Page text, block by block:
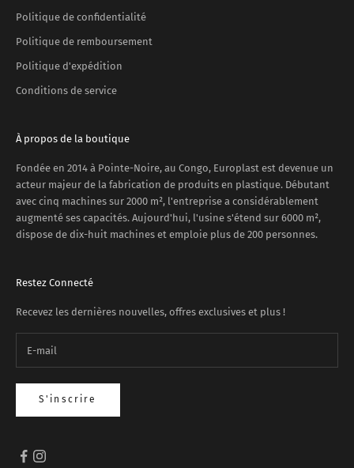
Politique de confidentialité
Politique de remboursement
Politique d'expédition
Conditions de service
À propos de la boutique
Fondée en 2014 à Pointe-Noire, au Congo, Europlast est devenue un
acteur majeur de la fabrication de produits en plastique. Débutant
avec cinq machines sur 2000 m², l'entreprise a considérablement
augmenté ses capacités. Aujourd'hui, l'usine s'étend sur 6000 m²,
dispose de dix-huit machines et emploie plus de 200 personnes.
Restez Connecté
Recevez les dernières nouvelles, offres exclusives et plus !
S'inscrire